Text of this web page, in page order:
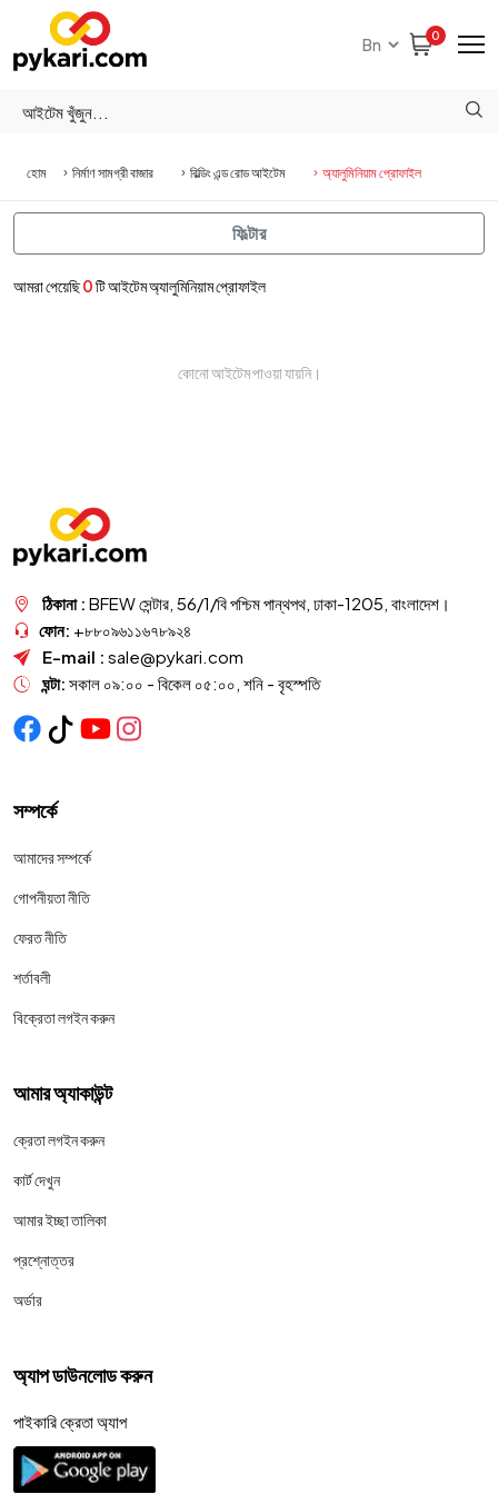
0
হোম নির্মাণ সামগ্রী বাজার বিল্ডিং এন্ড রোড আইটেম অ্যালুমিনিয়াম প্রোফাইল
আমরা পেয়েছি0টি আইটেম অ্যালুমিনিয়াম প্রোফাইল
কোনো আইটেম পাওয়া যায়নি।
ফিল্টার
ঠিকানা : BFEW সেন্টার, 56/1/বি পশ্চিম পান্থপথ, ঢাকা-1205, বাংলাদেশ।
ফোন: +৮৮০৯৬১১৬৭৮৯২৪
E-mail : sale@pykari.com
ঘন্টা: সকাল ০৯:০০ - বিকেল ০৫:০০, শনি - বৃহস্পতি
সম্পর্কে
আমাদের সম্পর্কে
গোপনীয়তা নীতি
ফেরত নীতি
শর্তাবলী
বিক্রেতা লগইন করুন
আমার অ্যাকাউন্ট
ক্রেতা লগইন করুন
কার্ট দেখুন
আমার ইচ্ছা তালিকা
প্রশ্নোত্তর
অর্ডার
অ্যাপ ডাউনলোড করুন
পাইকারি ক্রেতা অ্যাপ